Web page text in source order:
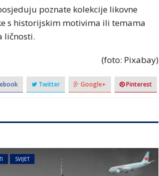
poznate kolekcije likovne
s historijskim motivima ili temama
ličnosti.
(foto: Pixabay)
Twitter Google+ Pinterest
SVIJET